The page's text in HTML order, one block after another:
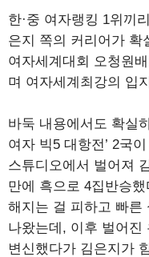
한·중 여자랭킹 1위끼
은지 쪽의 커리어가 확
여자세계대회 오청원
며 여자세계최강의 입
바둑 내용에서도 확실
여자 빅5 대항전’ 2국
스튜디오에서 벌어져
만에 흑으로 4집반승
해지는 걸 피하고 빠른
나왔는데, 이후 벌어진
변신했다가 김은지가